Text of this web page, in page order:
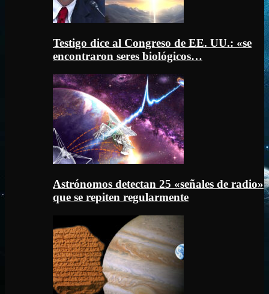
Testigo dice al Congreso de EE. UU.: «se
encontraron seres biológicos…
Astrónomos detectan 25 «señales de radio»
que se repiten regularmente